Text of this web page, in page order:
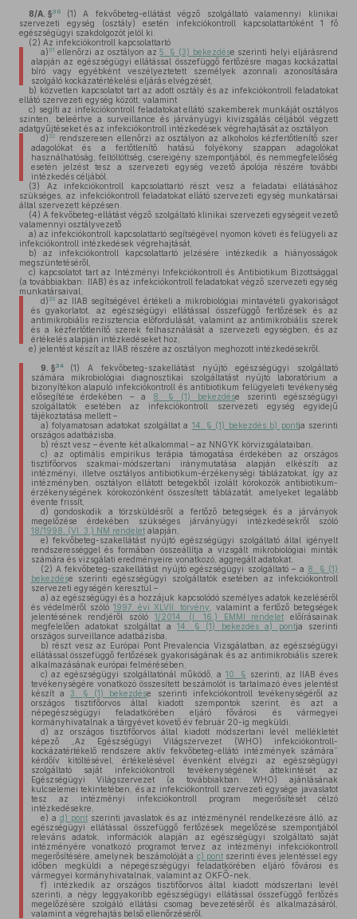
8/A. §30 (1) A fekvőbeteg-ellátást végző szolgáltató valamennyi klinikai
szervezeti egység (osztály) esetén infekciókontroll kapcsolattartóként 1 fő
egészségügyi szakdolgozót jelöl ki.
(2) Az infekciókontroll kapcsolattartó
a) 31 ellenőrzi az osztályon az5. § (3) bekezdése szerinti helyi eljárásrend
alapján az egészségügyi ellátással összefüggő fertőzésre magas kockázattal
bíró vagy egyébként veszélyeztetett személyek azonnali azonosítására
szolgáló kockázatértékelési eljárás elvégzését,
b) közvetlen kapcsolatot tart az adott osztály és az infekciókontroll feladatokat
ellátó szervezeti egység között, valamint
c) segíti az infekciókontroll feladatokat ellátó szakemberek munkáját osztályos
szinten, beleértve a surveillance és járványügyi kivizsgálás céljából végzett
adatgyűjtéseket és az infekciókontroll intézkedések végrehajtását az osztályon.
d) 32
rendszeresen ellenőrzi az osztályon az alkoholos kézfertőtlenítő szer
adagolókat és a fertőtlenítő hatású folyékony szappan adagolókat
használhatóság, feltöltöttség, csereigény szempontjából, és nemmegfelelőség
esetén jelzést tesz a szervezeti egység vezető ápolója részére további
intézkedés céljából.
(3) Az infekciókontroll kapcsolattartó részt vesz a feladatai ellátásához
szükséges, az infekciókontroll feladatokat ellátó szervezeti egység munkatársai
által szervezett képzésen.
(4) A fekvőbeteg-ellátást végző szolgáltató klinikai szervezeti egységeit vezető
valamennyi osztályvezető
a) az infekciókontroll kapcsolattartó segítségével nyomon követi és felügyeli az
infekciókontroll intézkedések végrehajtását,
b) az infekciókontroll kapcsolattartó jelzésére intézkedik a hiányosságok
megszüntetéséről,
c) kapcsolatot tart az Intézményi Infekciókontroll és Antibiotikum Bizottsággal
(a továbbiakban: IIAB) és az infekciókontroll feladatokat végző szervezeti egység
munkatársaival,
d) 33az IIAB segítségével értékeli a mikrobiológiai mintavételi gyakoriságot
és gyakorlatot, az egészségügyi ellátással összefüggő fertőzések és az
antimikrobiális rezisztencia előfordulását, valamint az antimikrobiális szerek
és a kézfertőtlenítő szerek felhasználását a szervezeti egységben, és az
értékelés alapján intézkedéseket hoz,
e) jelentést készít az IIAB részére az osztályon meghozott intézkedésekről.
9. §34 (1)
A fekvőbeteg-szakellátást nyújtó egészségügyi szolgáltató
számára mikrobiológiai diagnosztikai szolgáltatást nyújtó laboratórium a
bizonyítékon alapuló infekciókontroll és antibiotikum felügyeleti tevékenység
elősegítése érdekében – a 8. § (1) bekezdése szerinti egészségügyi
szolgáltatók esetében az infekciókontroll szervezeti egység egyidejű
tájékoztatása mellett –
a) folyamatosan adatokat szolgáltat a 14. § (1) bekezdés b) pontja szerinti
országos adatbázisba,
b) részt vesz – évente két alkalommal – az NNGYK körvizsgálataiban,
c) az optimális empirikus terápia támogatása érdekében az országos
tisztifőorvos szakmai-módszertani iránymutatása alapján elkészíti az
intézményi, illetve osztályos antibiotikum-érzékenységi táblázatokat, így az
intézményben, osztályon ellátott betegekből izolált kórokozók antibiotikum-
érzékenységének kórokozónként összesített táblázatát, amelyeket legalább
évente frissít,
d) gondoskodik a törzsküldésről a fertőző betegségek és a járványok
megelőzése érdekében szükséges járványügyi intézkedésekről szóló
18/1998. (VI. 3.) NM rendeletalapján,
e) fekvőbeteg-szakellátást nyújtó egészségügyi szolgáltató által igényelt
rendszerességgel és formában összeállítja a vizsgált mikrobiológiai minták
számára és vizsgálati eredményeire vonatkozó, aggregált adatokat.
(2) A fekvőbeteg-szakellátást nyújtó egészségügyi szolgáltató – a 8. § (1)
bekezdése szerinti egészségügyi szolgáltatók esetében az infekciókontroll
szervezeti egységén keresztül –
a) az egészségügyi és a hozzájuk kapcsolódó személyes adatok kezeléséről
és védelméről szóló1997. évi XLVII. törvény
, valamint a fertőző betegségek
jelentésének rendjéről szóló 1/2014. (I. 16.) EMMI rendelet előírásainak
megfelelően adatokat szolgáltat a14. § (1) bekezdés a) pontja szerinti
országos surveillance adatbázisba,
b) részt vesz az Európai Pont Prevalencia Vizsgálatban, az egészségügyi
ellátással összefüggő fertőzések gyakoriságának és az antimikrobiális szerek
alkalmazásának európai felmérésében,
c) az egészségügyi szolgáltatónál működő, a10. § szerinti, az IIAB éves
tevékenységére vonatkozó összesített beszámolót is tartalmazó éves jelentést
készít a 3. § (1) bekezdése szerinti infekciókontroll tevékenységéről az
országos tisztifőorvos által kiadott szempontok szerint, és azt a
népegészségügyi feladatkörében eljáró fővárosi és vármegyei
kormányhivatalnak a tárgyévet követő év február 20-ig megküldi,
d) az országos tisztifőorvos által kiadott módszertani levél mellékletét
képező „Az Egészségügyi Világszervezet (WHO) infekciókontroll-
kockázatértékelő rendszere aktív fekvőbeteg-ellátó intézmények számára”
kérdőív kitöltésével, értékelésével évenként elvégzi az egészségügyi
szolgáltató saját infekciókontroll tevékenységének áttekintését az
Egészségügyi Világszervezet (a továbbiakban: WHO) ajánlásának
kulcselemei tekintetében, és az infekciókontroll szervezeti egysége javaslatot
tesz az intézményi infekciókontroll program megerősítését célzó
intézkedésekre,
e) a d) pontszerinti javaslatok és az intézménynél rendelkezésre álló, az
egészségügyi ellátással összefüggő fertőzések megelőzése szempontjából
releváns adatok, információk alapján az egészségügyi szolgáltató saját
intézményére vonatkozó programot tervez az intézményi infekciókontroll
megerősítésére, amelynek beszámolóját a c) pontszerinti éves jelentéssel egy
időben megküldi a népegészségügyi feladatkörében eljáró fővárosi és
vármegyei kormányhivatalnak, valamint az OKFŐ-nek,
f) intézkedik az országos tisztifőorvos által kiadott módszertani levél
szerinti, a négy leggyakoribb egészségügyi ellátással összefüggő fertőzés
megelőzésére szolgáló ellátási csomag bevezetéséről és alkalmazásáról,
valamint a végrehajtás belső ellenőrzéséről.